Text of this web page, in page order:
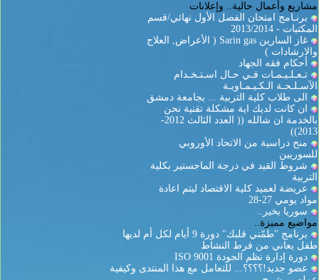
مشاريع وأعمال حالية.. وإعلانات
برنـامج امتحان الفصل الأول نهائي/قسم
المكتبات - 2013/2014
غاز السارين Sarin gas ( الأعراض, العلاج
والارشادات )
أحكام فقه الجهاد
تـعـلـيـمـات فـي حـال اسـتـخـدام
الآسـلـحـة الـكـيـمـاويـة
الى طلاب كلية التربية ... بجامعة دمشق
ان كانت لديك اية مشكلة تقنية نحن
بالخدمة ان شالله (( العدد الثالث 2012-
2013))
منح دراسية من الاتحاد الأوروبي
للسوريين
شروط القيد في درجة الماجستير بكلية
التربية
عريضة لعميد كلية الاقتصاد ليتم اعادة
مواد يومي 27-28
سوريا بخير..
مواضيع مميزة..
برنامج "طمّني قلبك" دورة 9 أيام لكل أم لديها
طفل يعاني من فرط النشاط
دورة إدارة نظم الجودة ISO 9001
عضو جديد!؟؟؟؟... للتعامل مع هذا المنتدى وكيفية